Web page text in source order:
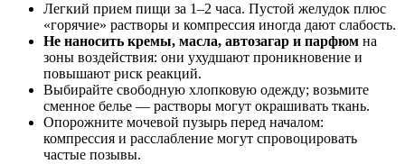
Легкий прием пищи за 1–2 часа. Пустой желудок плюс
«горячие» растворы и компрессия иногда дают слабость.
Не наносить кремы, масла, автозагар и парфюм на
зоны воздействия: они ухудшают проникновение и
повышают риск реакций.
Выбирайте свободную хлопковую одежду; возьмите
сменное белье — растворы могут окрашивать ткань.
Опорожните мочевой пузырь перед началом:
компрессия и расслабление могут спровоцировать
частые позывы.